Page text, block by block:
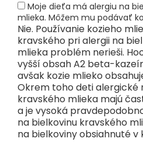
Moje dieťa má alergiu na
mlieka. Môžem mu podávať
Nie. Používanie kozieho
kravského pri alergii na
mlieka problém nerieši.
vyšší obsah A2 beta-
avšak kozie mlieko
Okrem toho deti alergické
kravského mlieka majú
a je vysoká
na bielkovinu kravského
na bielkoviny obsiahnuté v